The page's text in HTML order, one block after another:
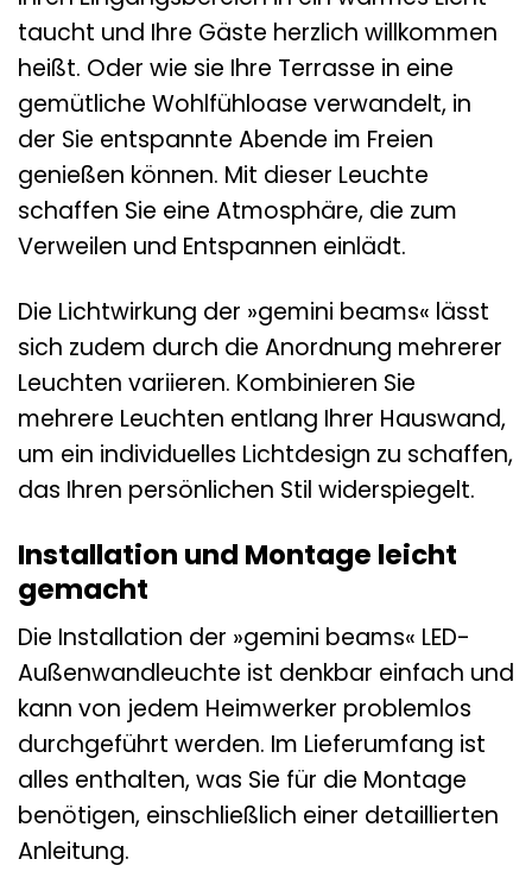
taucht und Ihre Gäste herzlich willkommen
heißt. Oder wie sie Ihre Terrasse in eine
gemütliche Wohlfühloase verwandelt, in
der Sie entspannte Abende im Freien
genießen können. Mit dieser Leuchte
schaffen Sie eine Atmosphäre, die zum
Verweilen und Entspannen einlädt.
Die Lichtwirkung der »gemini beams« lässt
sich zudem durch die Anordnung mehrerer
Leuchten variieren. Kombinieren Sie
mehrere Leuchten entlang Ihrer Hauswand,
um ein individuelles Lichtdesign zu schaffen,
das Ihren persönlichen Stil widerspiegelt.
Installation und Montage leicht
gemacht
Die Installation der »gemini beams« LED-
Außenwandleuchte ist denkbar einfach und
kann von jedem Heimwerker problemlos
durchgeführt werden. Im Lieferumfang ist
alles enthalten, was Sie für die Montage
benötigen, einschließlich einer detaillierten
Anleitung.